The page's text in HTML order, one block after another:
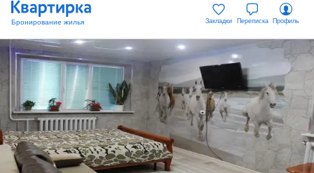
Закладки Переписка Профиль